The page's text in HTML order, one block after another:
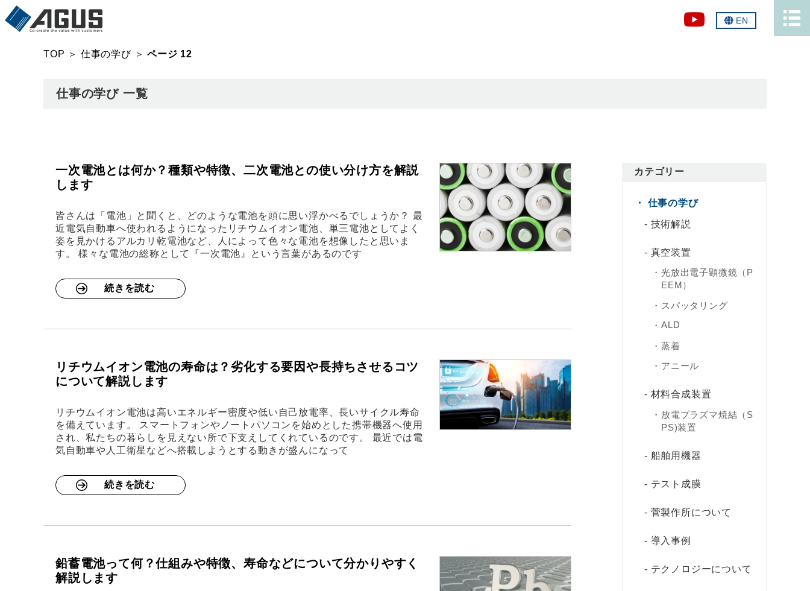
EN
TOP ＞ 仕事の学び＞ページ 12
仕事の学び 一覧
一次電池とは何か？種類や特徴、二次電池との使い分け方を解説
します
皆さんは「電池」と聞くと、どのような電池を頭に思い浮かべるでしょうか？ 最
近電気自動車へ使われるようになったリチウムイオン電池、単三電池としてよく
姿を見かけるアルカリ乾電池など、人によって色々な電池を想像したと思いま
す。 様々な電池の総称として『一次電池』という言葉があるのです
続きを読む
リチウムイオン電池の寿命は？劣化する要因や長持ちさせるコツ
について解説します
リチウムイオン電池は高いエネルギー密度や低い自己放電率、長いサイクル寿命
を備えています。 スマートフォンやノートパソコンを始めとした携帯機器へ使用
され、私たちの暮らしを見えない所で下支えしてくれているのです。 最近では電
気自動車や人工衛星などへ搭載しようとする動きが盛んになって
続きを読む
鉛蓄電池って何？仕組みや特徴、寿命などについて分かりやすく
解説します
カテゴリー
仕事の学び
技術解説
真空装置
光放出電子顕微鏡（P
EEM）
スパッタリング
ALD
蒸着
アニール
材料合成装置
放電プラズマ焼結（S
PS)装置
船舶用機器
テスト成膜
菅製作所について
導入事例
テクノロジーについて